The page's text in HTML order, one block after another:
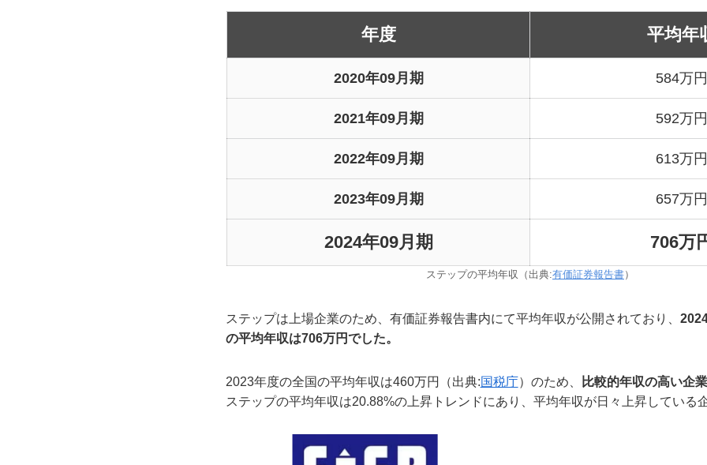
年度 平均年
2020年09月期 584万円
2021年09月期 592万円
2022年09月期 613万円
2023年09月期 657万円
2024年09月期 706万
ステップの平均年収（出典:有価証券報告書）
ステップは上場企業のため、有価証券報告書内にて平均年収が公開されており、
の平均年収は706万円でした。
2023年度の全国の平均年収は460万円（出典:国税庁）のため、 比較的年収の高い企業
ステップの平均年収は20.88%の上昇トレンドにあり、平均年収が日々上昇している企